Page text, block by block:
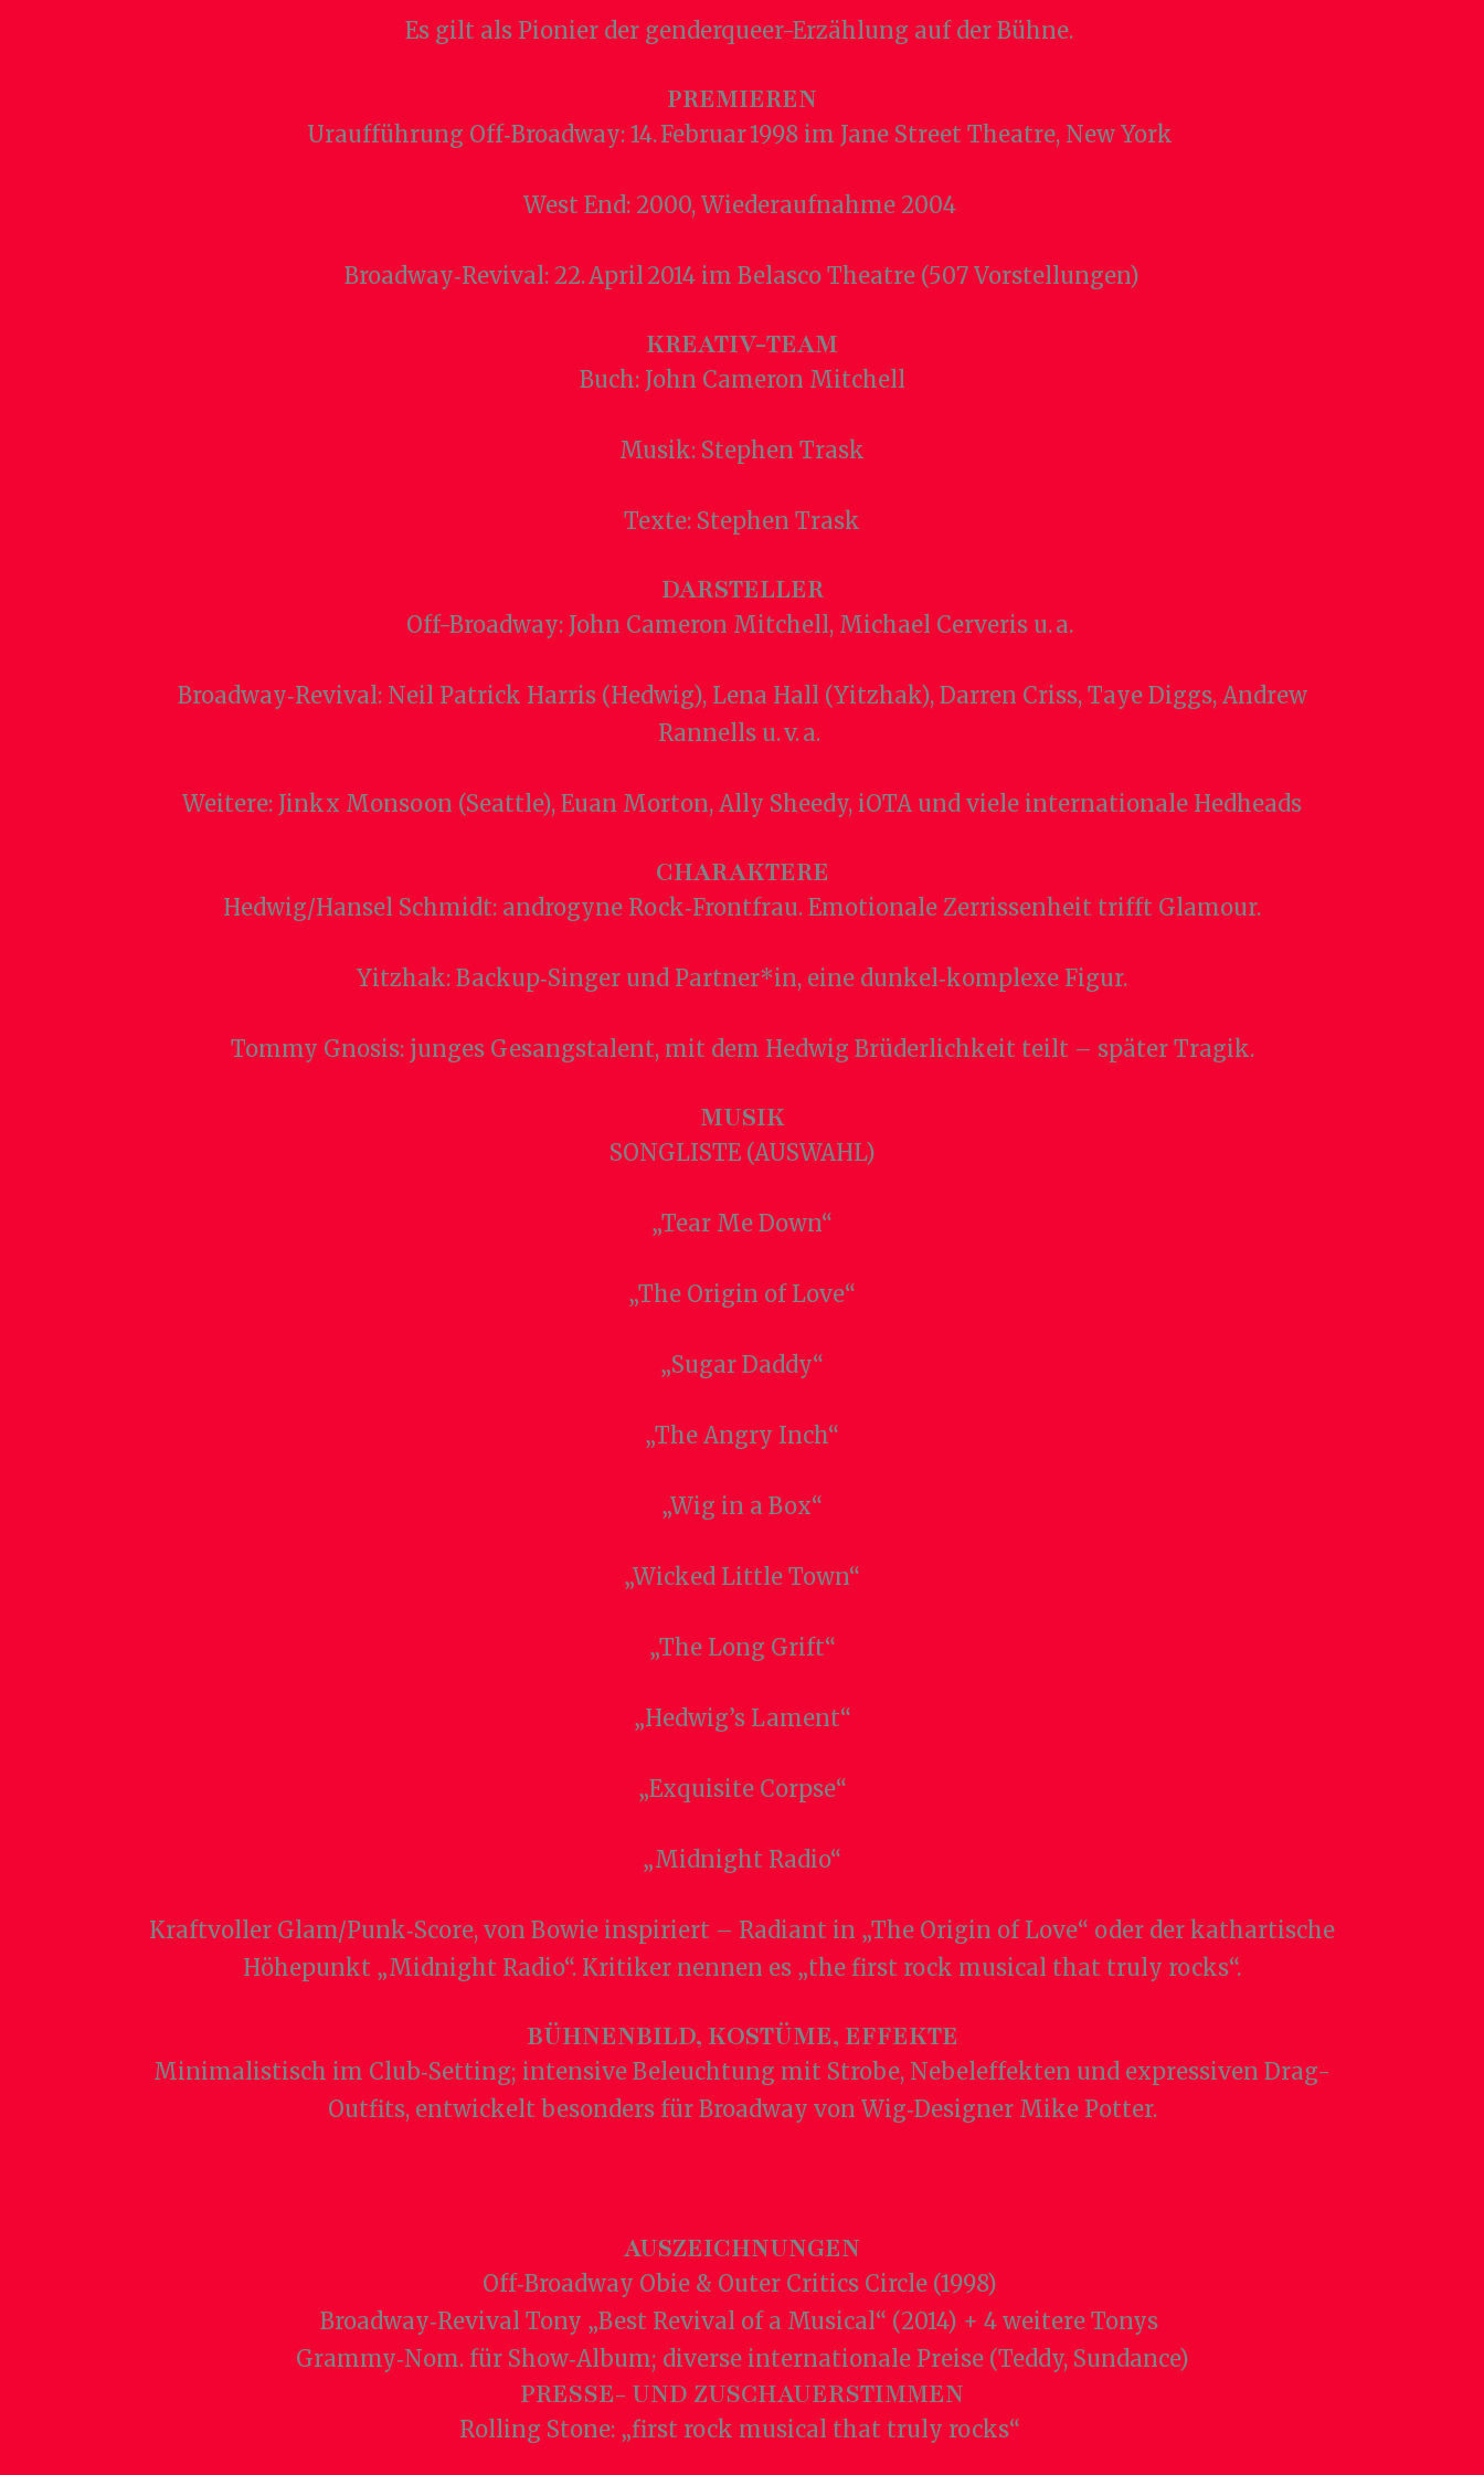
Es gilt als Pionier der genderqueer-Erzählung auf der Bühne.
PREMIEREN
Uraufführung Off‑Broadway: 14. Februar 1998 im Jane Street Theatre, New York
West End: 2000, Wiederaufnahme 2004
Broadway‑Revival: 22. April 2014 im Belasco Theatre (507 Vorstellungen)
KREATIV-TEAM
Buch: John Cameron Mitchell
Musik: Stephen Trask
Texte: Stephen Trask
DARSTELLER
Off-Broadway: John Cameron Mitchell, Michael Cerveris u. a.
Broadway‑Revival: Neil Patrick Harris (Hedwig), Lena Hall (Yitzhak), Darren Criss, Taye Diggs, Andrew
Rannells u. v. a.
Weitere: Jinkx Monsoon (Seattle), Euan Morton, Ally Sheedy, iOTA und viele internationale Hedheads
CHARAKTERE
Hedwig/Hansel Schmidt: androgyne Rock‑Frontfrau. Emotionale Zerrissenheit trifft Glamour.
Yitzhak: Backup‑Singer und Partner*in, eine dunkel‑komplexe Figur.
Tommy Gnosis: junges Gesangstalent, mit dem Hedwig Brüderlichkeit teilt – später Tragik.
MUSIK
SONGLISTE (AUSWAHL)
„Tear Me Down“
„The Origin of Love“
„Sugar Daddy“
„The Angry Inch“
„Wig in a Box“
„Wicked Little Town“
„The Long Grift“
„Hedwig’s Lament“
„Exquisite Corpse“
„Midnight Radio“
Kraftvoller Glam/Punk‑Score, von Bowie inspiriert – Radiant in „The Origin of Love“ oder der kathartische
Höhepunkt „Midnight Radio“. Kritiker nennen es „the first rock musical that truly rocks“.
BÜHNENBILD, KOSTÜME, EFFEKTE
Minimalistisch im Club‑Setting; intensive Beleuchtung mit Strobe, Nebeleffekten und expressiven Drag-
Outfits, entwickelt besonders für Broadway von Wig‑Designer Mike Potter.
AUSZEICHNUNGEN
Off‑Broadway Obie & Outer Critics Circle (1998)
Broadway‑Revival Tony „Best Revival of a Musical“ (2014) + 4 weitere Tonys
Grammy‑Nom. für Show‑Album; diverse internationale Preise (Teddy, Sundance)
PRESSE- UND ZUSCHAUERSTIMMEN
Rolling Stone: „first rock musical that truly rocks“